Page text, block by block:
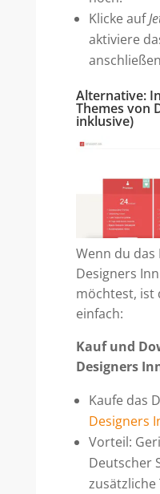
Klicke auf
aktiviere
Alternative:
Themes von
inklusive)
Wenn du das
Designers
möchtest, ist
einfach:
Kauf und
Designers
Kaufe das
Designers
Vorteil:
Deutscher
zusätzliche